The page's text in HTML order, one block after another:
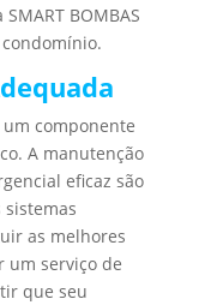
BOMBAS
um componente
A manutenção
eficaz são
as melhores
um serviço de
que seu